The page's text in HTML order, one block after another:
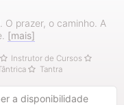
O prazer, o caminho. A
[mais]
Instrutor de Cursos
Tantra
a disponibilidade